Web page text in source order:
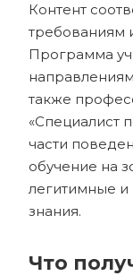
Контент
требованиям
Программа
также
«Специалист
части
обучение на
легитимные
знания.
Что